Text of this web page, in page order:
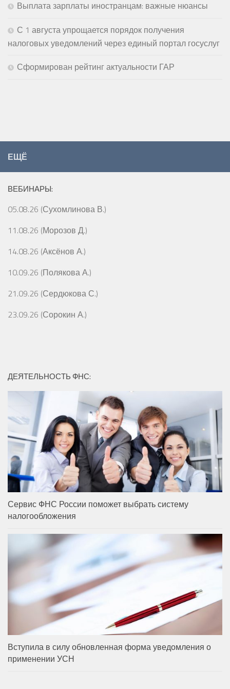
Выплата зарплаты иностранцам: важные нюансы
С 1 августа упрощается порядок получения
налоговых уведомлений через единый портал госуслуг
Сформирован рейтинг актуальности ГАР
ЕЩЁ
ВЕБИНАРЫ:
05.08.26 (Сухомлинова В.)
11.08.26 (Морозов Д.)
14.08.26 (Аксёнов А.)
10.09.26 (Полякова А.)
21.09.26 (Сердюкова С.)
23.09.26 (Сорокин А.)
ДЕЯТЕЛЬНОСТЬ ФНС:
Сервис ФНС России поможет выбрать систему
налогообложения
Вступила в силу обновленная форма уведомления о
применении УСН